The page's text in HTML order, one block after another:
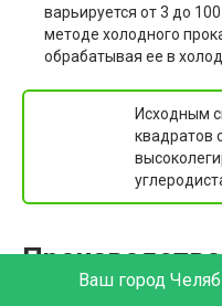
варьируется от 3 до
методе холодного
обрабатывая ее в
Исходным
квадратов
Ваш город